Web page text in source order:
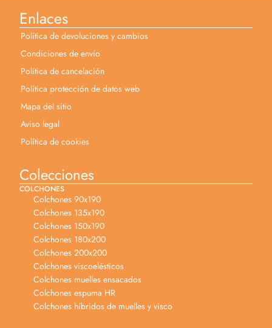
Enlaces
Política de devoluciones y cambios
Condiciones de envío
Política de cancelación
Política protección de datos web
Mapa del sitio
Aviso legal
Política de cookies
Colecciones
COLCHONES
Colchones 90x190
Colchones 135x190
Colchones 150x190
Colchones 180x200
Colchones 200x200
Colchones viscoelésticos
Colchones muelles ensacados
Colchones espuma HR
Colchones híbridos de muelles y visco